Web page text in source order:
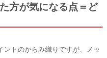
方が気になる点＝ど
ントのからみ織りですが、メッ